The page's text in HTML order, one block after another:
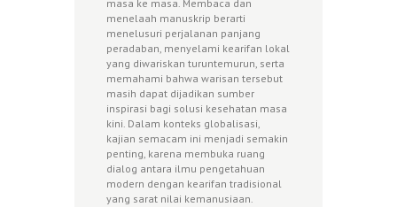
masa ke masa. Membaca dan
menelaah manuskrip berarti
menelusuri perjalanan panjang
peradaban, menyelami kearifan lokal
yang diwariskan turuntemurun, serta
memahami bahwa warisan tersebut
masih dapat dijadikan sumber
inspirasi bagi solusi kesehatan masa
kini. Dalam konteks globalisasi,
kajian semacam ini menjadi semakin
penting, karena membuka ruang
dialog antara ilmu pengetahuan
modern dengan kearifan tradisional
yang sarat nilai kemanusiaan.